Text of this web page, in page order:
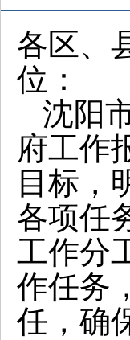
各区、
位：
沈阳
府工作
目标，
各项任
工作分
作任务
任，确